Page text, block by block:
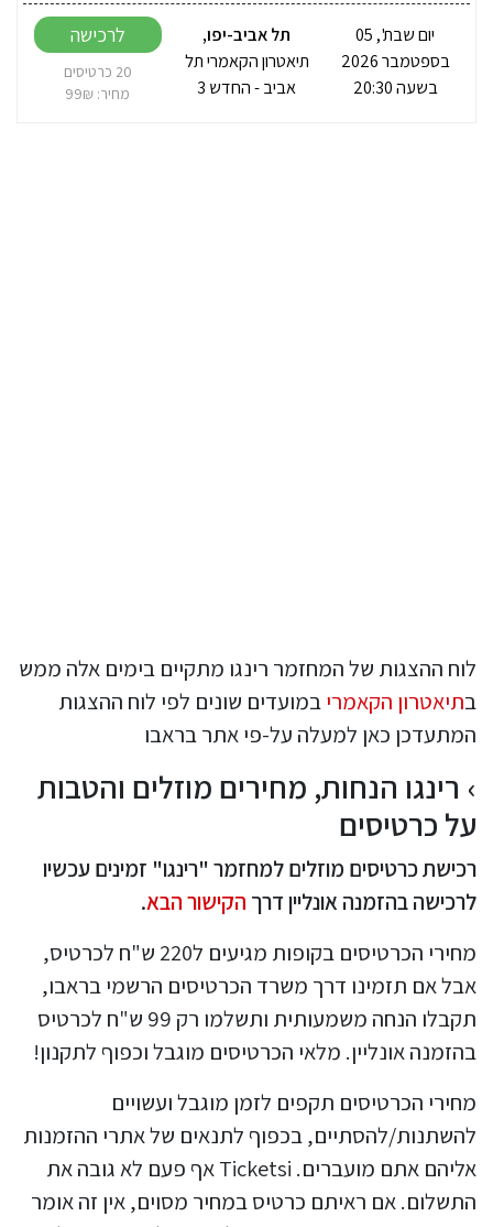
יום שבת', 05
בספטמבר 2026
בשעה 20:30
תל אביב-יפו,
תיאטרון הקאמרי תל
אביב - החדש 3
לרכישה
20 כרטיסים
מחיר: 99₪
לוח ההצגות של המחזמר רינגו מתקיים בימים אלה ממש
בתיאטרון הקאמריבמועדים שונים לפי לוח ההצגות
המתעדכן כאן למעלה על-פי אתר בראבו
רינגו הנחות, מחירים מוזלים והטבות
על כרטיסים
רכישת כרטיסים מוזלים למחזמר "רינגו" זמינים עכשיו
לרכישה בהזמנה אונליין דרך הקישור הבא.
מחירי הכרטיסים בקופות מגיעים ל220 ש"ח לכרטיס,
אבל אם תזמינו דרך משרד הכרטיסים הרשמי בראבו,
תקבלו הנחה משמעותית ותשלמו רק 99 ש"ח לכרטיס
בהזמנה אונליין. מלאי הכרטיסים מוגבל וכפוף לתקנון!
מחירי הכרטיסים תקפים לזמן מוגבל ועשויים
להשתנות/להסתיים, בכפוף לתנאים של אתרי ההזמנות
אליהם אתם מועברים. Ticketsi אף פעם לא גובה את
התשלום. אם ראיתם כרטיס במחיר מסוים, אין זה אומר